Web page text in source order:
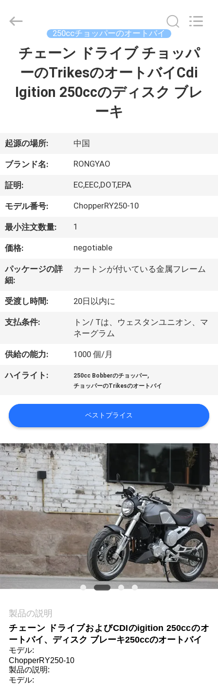
ク
ト
私
達
つ
い
て
工
場
旅
品
質
管
理
私
達
に
連
絡
し
な
さ
い
Shanghai
Rongyao
Reserved.
250ccチョッパーのオートバイ
チェーン ドライブ チョッパ
ーのTrikesのオートバイCdi
Igition 250ccのディスク ブレ
ーキ
起源の場所: 中国
ブランド名: RONGYAO
証明: EC,EEC,DOT,EPA
モデル番号: ChopperRY250-10
最小注文数量: 1
価格: negotiable
パッケージの詳
細:
カートンが付いている金属フレーム
受渡し時間: 20日以内に
支払条件:
トン/ Tは、ウェスタンユニオン、マ
ネーグラム
供給の能力: 1000 個/月
ハイライト: 250cc Bobberのチョッパー,
チョッパーのTrikesのオートバイ
ベストプライス
製品の説明
チェーン ドライブおよびCDIのigition 250ccのオ
ートバイ、ディスク ブレーキ250ccのオートバイ
モデル:
ChopperRY250-10
製品の説明:
モデル: